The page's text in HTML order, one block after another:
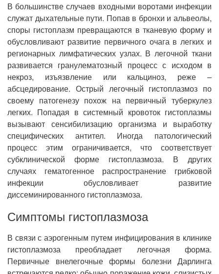
В большинстве случаев входными воротами инфекции
служат дыхательные пути. Попав в бронхи и альвеолы,
споры гистоплазм превращаются в тканевую форму и
обусловливают развитие первичного очага в легких и
регионарных лимфатических узлах. В легочной ткани
развивается гранулематозный процесс с исходом в
некроз, изъязвление или кальциноз, реже –
абсцедирование. Острый легочный гистоплазмоз по
своему патогенезу похож на первичный туберкулез
легких. Попадая в системный кровоток гистоплазмы
вызывают сенсибилизацию организма и выработку
специфических антител. Иногда патологический
процесс этим ограничивается, что соответствует
субклинической форме гистоплазмоза. В других
случаях гематогенное распространение грибковой
инфекции обусловливает развитие
диссеминированного гистоплазмоза.
Симптомы гистоплазмоза
В связи с аэрогенным путем инфицирования в клинике
гистоплазмоза преобладает легочная форма.
Первичные внелегочные формы болезни Дарлинга